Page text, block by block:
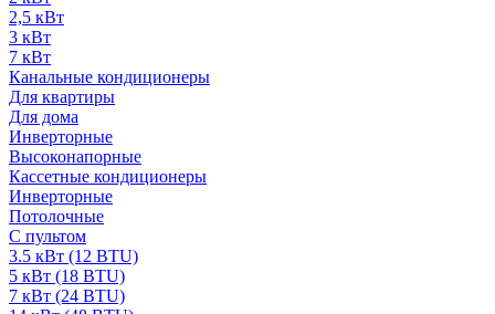
2,5 кВт
3 кВт
7 кВт
Канальные кондиционеры
Для квартиры
Для дома
Инверторные
Высоконапорные
Кассетные кондиционеры
Инверторные
Потолочные
С пультом
3.5 кВт (12 BTU)
5 кВт (18 BTU)
7 кВт (24 BTU)